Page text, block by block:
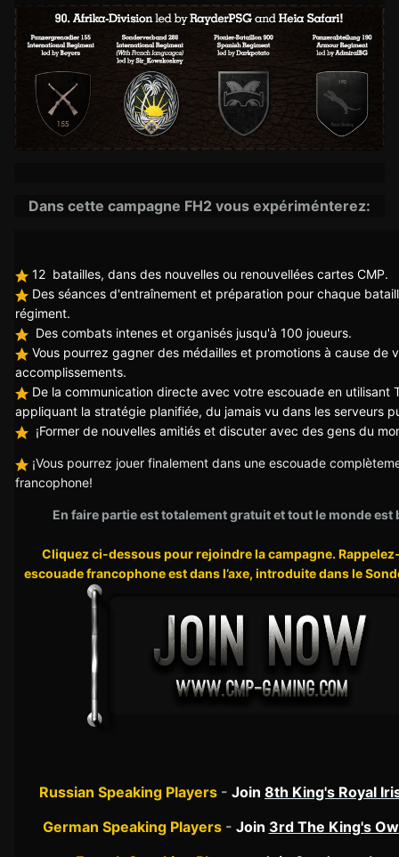
Dans cette campagne FH2 vous expériménterez:
12 batailles, dans des nouvelles ou renouvellées cartes CMP.
Des séances d'entraînement et préparation pour chaque
régiment.
Des combats intenes et organisés jusqu'à 100 joueurs.
Vous pourrez gagner des médailles et promotions à cause de
accomplissements.
De la communication directe avec votre escouade en utilisant
appliquant la stratégie planifiée, du jamais vu dans les serveurs
¡Former de nouvelles amitiés et discuter avec des gens du
¡Vous pourrez jouer finalement dans une escouade
francophone!
En faire partie est totalement gratuit et tout le monde est
Cliquez ci-dessous pour rejoindre la campagne.
escouade francophone est dans l’axe, introduite dans le
Russian Speaking Players - Join 8th King's Royal
German Speaking Players - Join 3rd The King's